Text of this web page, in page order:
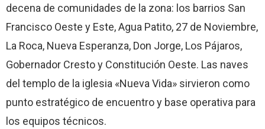
decena de comunidades de la zona: los barrios San
Francisco Oeste y Este, Agua Patito, 27 de Noviembre,
La Roca, Nueva Esperanza, Don Jorge, Los Pájaros,
Gobernador Cresto y Constitución Oeste. Las naves
del templo de la iglesia «Nueva Vida» sirvieron como
punto estratégico de encuentro y base operativa para
los equipos técnicos.